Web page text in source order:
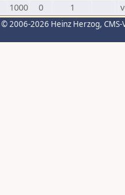
1000 0 1
© 2006-2026 Heinz Herzog,